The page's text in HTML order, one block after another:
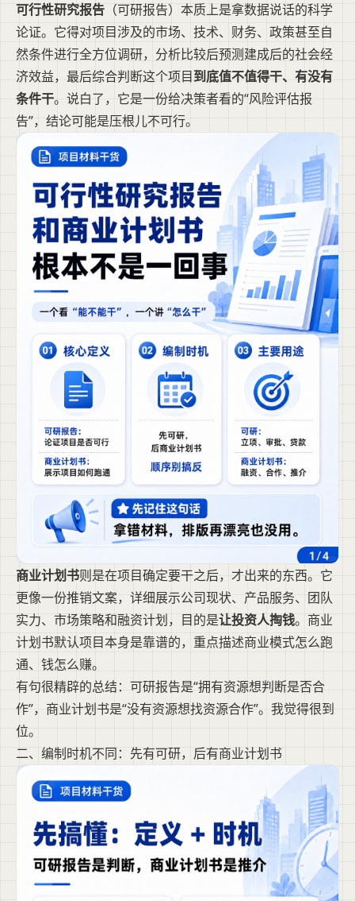
可行性研究报告 （可研报告）本质上是拿数据说话的科学
论证。它得对项目涉及的市场、技术、财务、政策甚至自
然条件进行全方位调研，分析比较后预测建成后的社会经
济效益，最后综合判断这个项目到底值不值得干、有没有
条件干。说白了，它是一份给决策者看的“风险评估报
告”，结论可能是压根儿不可行。
商业计划书则是在项目确定要干之后，才出来的东西。它
更像一份推销文案，详细展示公司现状、产品服务、团队
实力、市场策略和融资计划，目的是让投资人掏钱。商业
计划书默认项目本身是靠谱的，重点描述商业模式怎么跑
通、钱怎么赚。
有句很精辟的总结：可研报告是“拥有资源想判断是否合
作”，商业计划书是“没有资源想找资源合作”。我觉得很到
位。
二、编制时机不同：先有可研，后有商业计划书